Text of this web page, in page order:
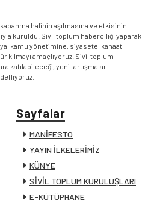
halinin aşılmasına ve etkisinin
kuruldu. Sivil toplum haberciliği yaparak
kamu yönetimine, siyasete, kanaat
kılmayı amaçlıyoruz. Sivil toplum
katılabileceği, yeni tartışmalar
Sayfalar
MANİFESTO
YAYIN İLKELERİMİZ
KÜNYE
SİVİL TOPLUM KURULUŞLARI
E-KÜTÜPHANE